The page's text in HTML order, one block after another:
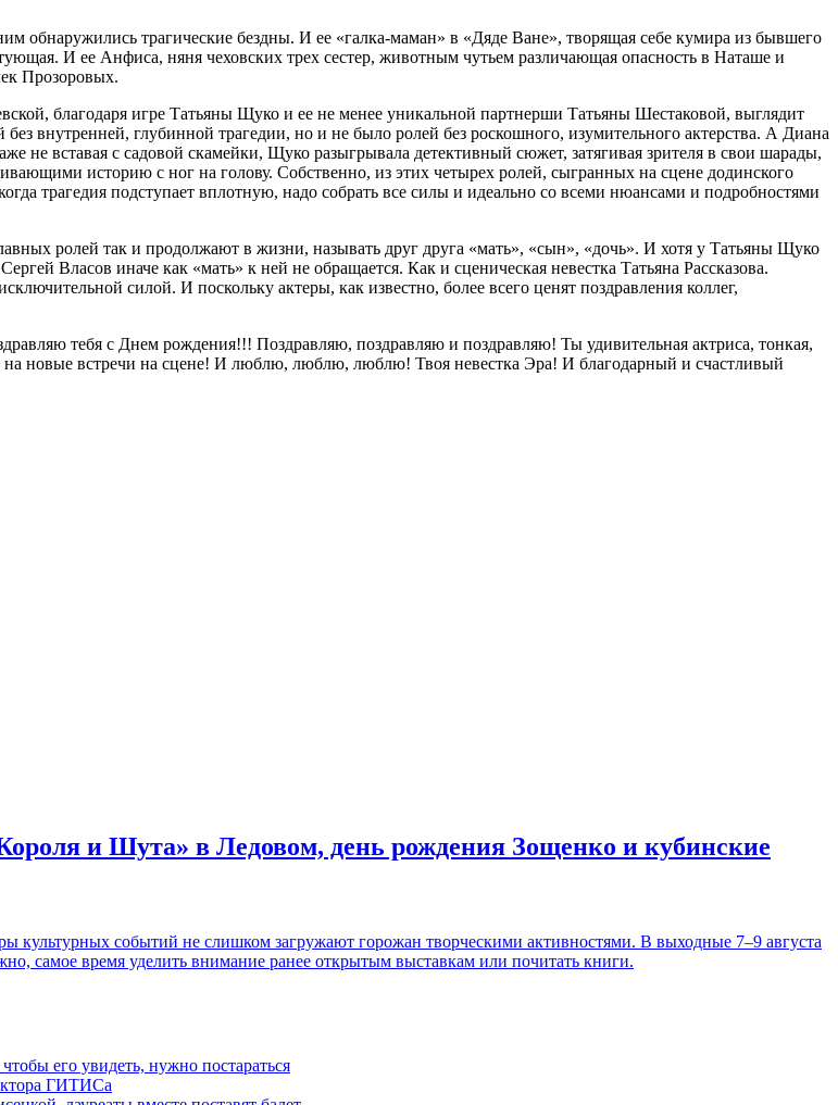
обнаружились трагические бездны. И ее «галка-маман» в «Дяде Ване», творящая себе кумира из бывшего
И ее Анфиса, няня чеховских трех сестер, животным чутьем различающая опасность в Наташе и
Прозоровых.
благодаря игре Татьяны Щуко и ее не менее уникальной партнерши Татьяны Шестаковой, выглядит
внутренней, глубинной трагедии, но и не было ролей без роскошного, изумительного актерства. А Диана
не вставая с садовой скамейки, Щуко разыгрывала детективный сюжет, затягивая зрителя в свои шарады,
историю с ног на голову. Собственно, из этих четырех ролей, сыгранных на сцене додинского
трагедия подступает вплотную, надо собрать все силы и идеально со всеми нюансами и подробностями
ролей так и продолжают в жизни, называть друг друга «мать», «сын», «дочь». И хотя у Татьяны Щуко
Власов иначе как «мать» к ней не обращается. Как и сценическая невестка Татьяна Рассказова.
силой. И поскольку актеры, как известно, более всего ценят поздравления коллег,
тебя с Днем рождения!!! Поздравляю, поздравляю и поздравляю! Ты удивительная актриса, тонкая,
на новые встречи на сцене! И люблю, люблю, люблю! Твоя невестка Эра! И благодарный и счастливый
и Шута» в Ледовом, день рождения Зощенко и кубинские
культурных событий не слишком загружают горожан творческими активностями. В выходные 7–9 августа
самое время уделить внимание ранее открытым выставкам или почитать книги.
его увидеть, нужно постараться
ГИТИСа